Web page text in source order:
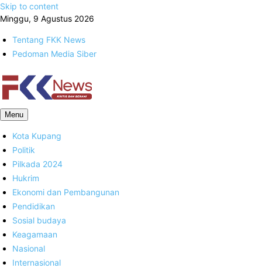
Skip to content
Minggu, 9 Agustus 2026
Tentang FKK News
Pedoman Media Siber
FKK News
Menu
Kota Kupang
Politik
Pilkada 2024
Hukrim
Ekonomi dan Pembangunan
Pendidikan
Sosial budaya
Keagamaan
Nasional
Internasional